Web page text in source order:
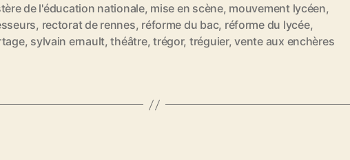
de l'éducation nationale, mise en scène, mouvement lycéen,
, rectorat de rennes, réforme du bac, réforme du lycée,
, sylvain ernault,théâtre,trégor, tréguier,vente aux enchères